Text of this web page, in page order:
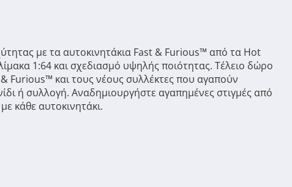
με τα αυτοκινητάκια Fast & Furious™ από τα Hot
1:64 και σχεδιασμό υψηλής ποιότητας. Τέλειο δώρο
Furious™ και τους νέους συλλέκτες ​που αγαπούν
ή συλλογή. ​Αναδημιουργήστε αγαπημένες στιγμές από
κάθε αυτοκινητάκι.